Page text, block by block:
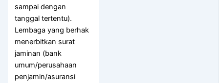
sampai dengan
tanggal tertentu).
Lembaga yang berhak
menerbitkan surat
jaminan (bank
umum/perusahaan
penjamin/asuransi